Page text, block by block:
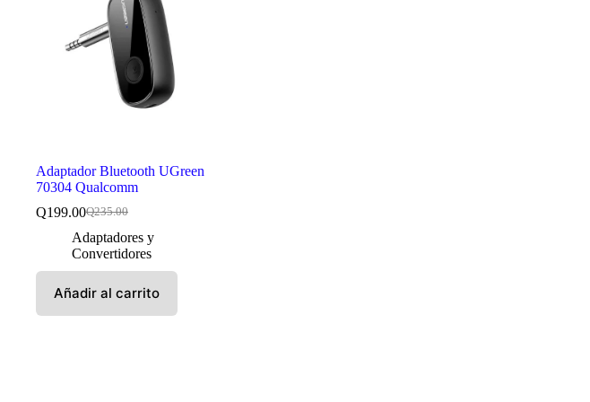
Adaptador Bluetooth UGreen
70304 Qualcomm
Q235.00
El
precio
original
era:
Q235.00.
Q199.00El
precio
actual
es:
Q199.00.
Adaptadores y
Convertidores
Añadir al carrito